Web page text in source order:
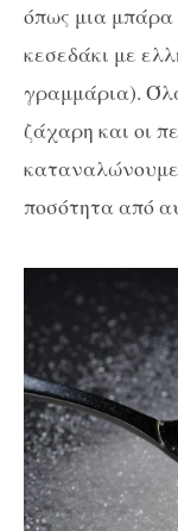
όπως μια
κεσεδάκι με
γραμμάρια).
ζάχαρη και οι
ποσότητα από